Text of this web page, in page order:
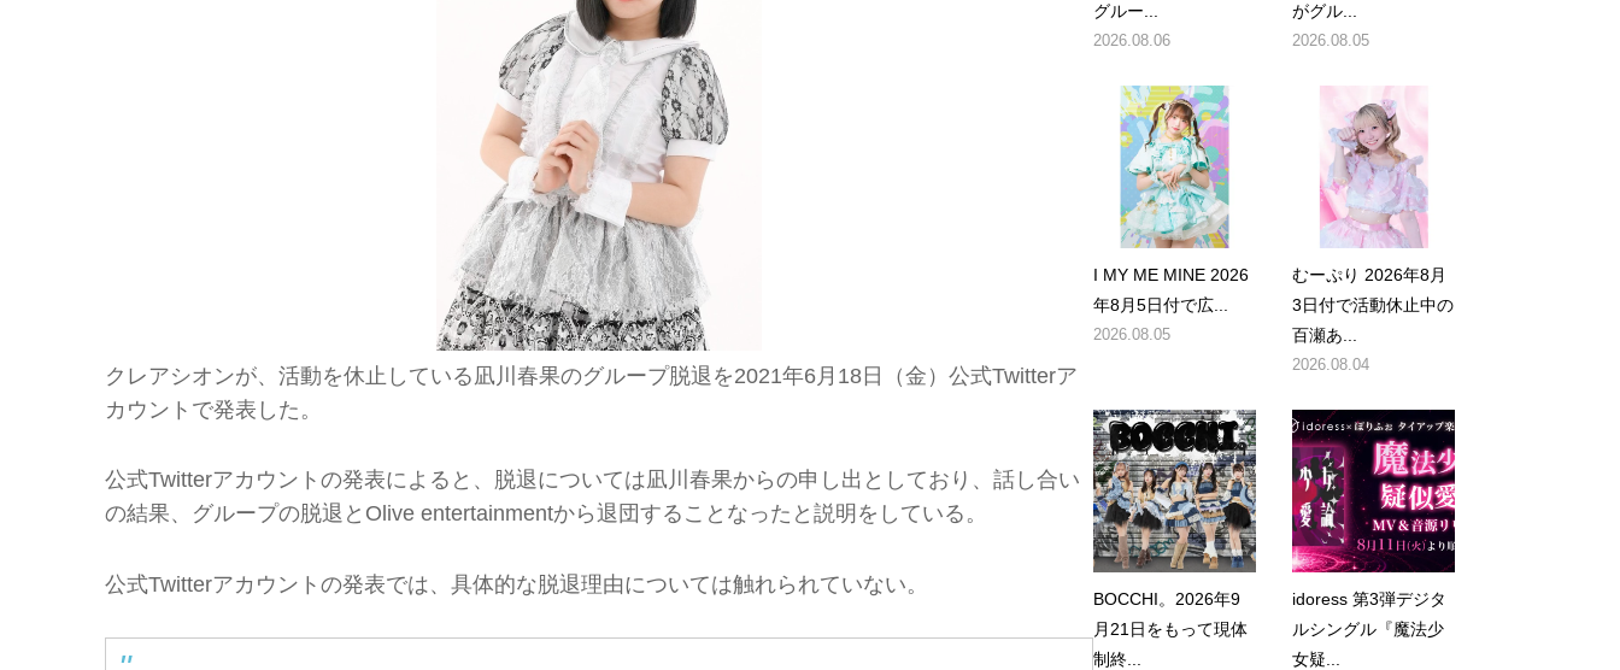
クレアシオンが、活動を休止している凪川春果のグループ脱退を2021年6月18日（金）公式Twitterア
カウントで発表した。
公式Twitterアカウントの発表によると、脱退については凪川春果からの申し出としており、話し合い
の結果、グループの脱退とOlive entertainmentから退団することなったと説明をしている。
公式Twitterアカウントの発表では、具体的な脱退理由については触れられていない。
グルー...
2026.08.06
がグル...
2026.08.05
I MY ME MINE 2026
年8月5日付で広...
2026.08.05
むーぷり 2026年8月
3日付で活動休止中の
百瀬あ...
2026.08.04
BOCCHI。2026年9
月21日をもって現体
制終...
idoress 第3弾デジタ
ルシングル『魔法少
女疑...